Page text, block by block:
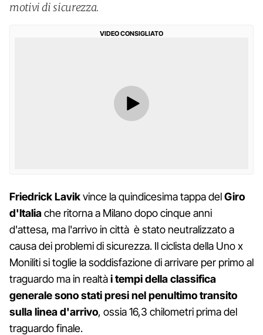
motivi di sicurezza.
VIDEO CONSIGLIATO
Friedrick Lavikvince la quindicesima tappa delGiro
d'Italiache ritorna a Milano dopo cinque anni
d'attesa, ma l'arrivo in città è stato neutralizzato a
causa dei problemi di sicurezza. Il ciclista della Uno x
Moniliti si toglie la soddisfazione di arrivare per primo al
traguardo ma in realtài tempi della classifica
generale sono stati presi nel penultimo transito
sulla linea d'arrivo, ossia 16,3 chilometri prima del
traguardo finale.